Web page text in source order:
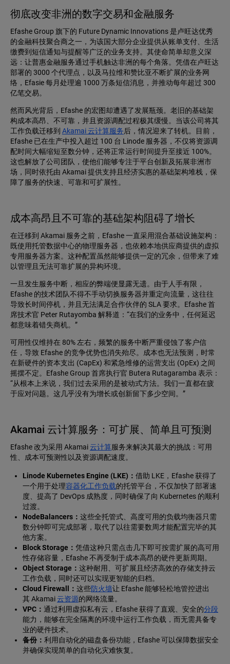
彻底改变非洲的数字交易和金融服务
Efashe Group 旗下的 Future Dynamic Innovations 是卢旺达优秀
的金融科技聚合商之一，为该国大部分企业提供从账单支付、生活
缴费到短信通知与提醒等广泛的业务支持。其使命简单却意义深
远：让普惠金融服务通过手机触达非洲的每个角落。凭借在卢旺达
部署的 3000 个代理点，以及马拉维和赞比亚不断扩展的业务网
络，Efasie 每月处理逾 1000 万条短信消息，并推动每年超过 300
亿笔交易。
然而风光背后，Efashe 的宏图却遭遇了发展瓶颈。老旧的基础架
构成本高昂、不可靠，并且资源调配过程极其缓慢。当该公司将其
工作负载迁移到 Akamai 云计算服务后，情况迎来了转机。目前，
Efashe 已在生产中投入超过 100 台 Linode 服务器，不仅将资源调
配时间大幅缩短至数分钟，还将正常运行时间提升至接近 100%。
这也解放了公司团队，使他们能够专注于平台创新及拓展非洲市
场，同时依托由 Akamai 提供支持且经济实惠的基础架构堆栈，保
障了服务的快速、可靠和可扩展性。
成本高昂且不可靠的基础架构阻碍了增长
在迁移到 Akamai 服务之前，Efashe 一直采用混合基础设施架构：
既使用托管数据中心的物理服务器，也依赖本地供应商提供的虚拟
专用服务器方案。这种配置虽然能够提供一定的冗余，但带来了难
以管理且无法可靠扩展的异构环境。
一旦发生服务中断，相应的弊端便显露无遗。由于人手有限，
Efashe 的技术团队不得不手动切换服务器并重定向流量，这往往
导致长时间停机，并且无法满足合作伙伴的 SLA 要求。Efashe 首
席技术官 Peter Rutayomba 解释道：“在我们的业务中，任何延迟
都意味着错失商机。”
可用性仅维持在 80% 左右，频繁的服务中断严重侵蚀了客户信
任，导致 Efashe 的竞争优势也消失殆尽。成本也无法预测，时常
在新硬件的资本支出 (CapEx) 和紧急维修的运营支出 (OpEx) 之间
摇摆不定。Efashe Group 首席执行官 Butera Rutagaramba 表示：
“从根本上来说，我们过去采用的是被动式方法。我们一直都在疲
于应对问题。这几乎没有为增长或创新留下多少空间。”
Akamai 云计算服务：可扩展、简单且可预测
Efashe 改为采用 Akamai云计算服务来解决其最大的挑战：可用
性、成本可预测性以及资源调配速度。
Linode Kubernetes Engine (LKE)： 借助 LKE，Efashe 获得了
一个用于处理容器化工作负载的托管平台，不仅加快了部署速
度、提高了 DevOps 成熟度，同时确保了向 Kubernetes 的顺利
过渡。
NodeBalancers： 这些全托管式、高度可用的负载均衡器只需
数分钟即可完成部署，取代了以往需要数周才能配置完毕的其
他方案。
Block Storage： 凭借这种只需点击几下即可按需扩展的高可用
性存储容量，Efashe 不再受制于成本高昂的硬件更新周期。
Object Storage： 这种耐用、可扩展且经济高效的存储支持云
工作负载，同时还可以实现更智能的归档。
Cloud Firewall： 这些防火墙让 Efashe 能够轻松地管控进出
其 Akamai云资源的网络流量。
VPC： 通过利用虚拟私有云，Efashe 获得了直观、安全的分段
能力，能够在完全隔离的环境中运行工作负载，而无需具备专
业的硬件技术。
备份： 利用自动化的磁盘备份功能，Efashe 可以保障数据安全
并确保实现简单的自动化灾难恢复。